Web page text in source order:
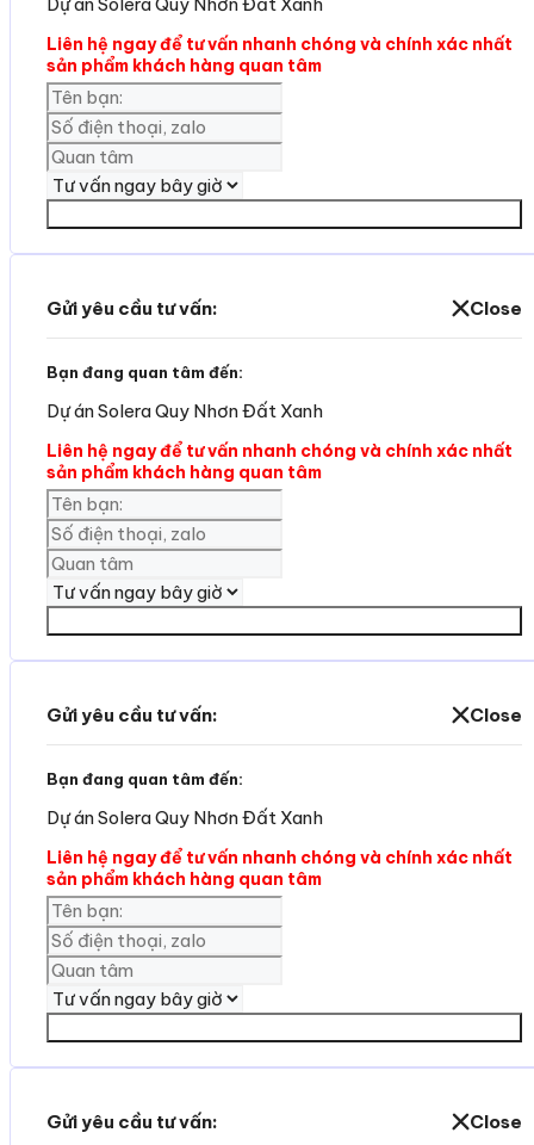
Liên hệ ngay để tư vấn nhanh chóng và chính xác nhất
sản phẩm khách hàng quan tâm
Gửi yêu cầu tư vấn: Close
Bạn đang quan tâm đến:
Dự án Solera Quy Nhơn Đất Xanh
Liên hệ ngay để tư vấn nhanh chóng và chính xác nhất
sản phẩm khách hàng quan tâm
Gửi yêu cầu tư vấn: Close
Bạn đang quan tâm đến:
Dự án Solera Quy Nhơn Đất Xanh
Liên hệ ngay để tư vấn nhanh chóng và chính xác nhất
sản phẩm khách hàng quan tâm
Gửi yêu cầu tư vấn: Close